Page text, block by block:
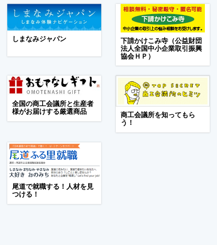
しまなみジャパン
下請かけこみ寺（公益財団
法人全国中小企業取引振興
協会ＨＰ）
全国の商工会議所と生産者
様がお届けする厳選商品
商工会議所を知ってもら
う！
尾道で就職する！人材を見
つける！